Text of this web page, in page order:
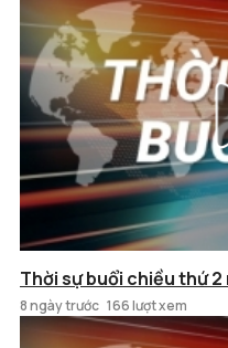
Thời sự buổi chiều thứ
8 ngày trước 166 lượt xem